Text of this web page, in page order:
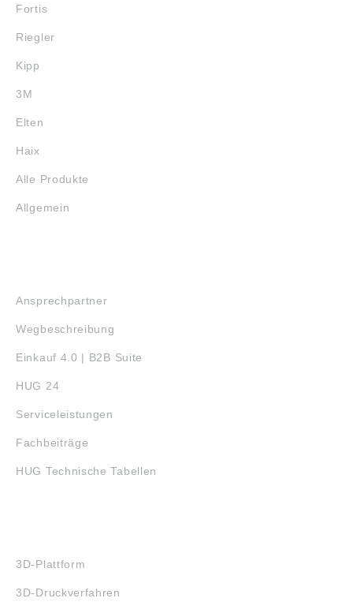
Fortis
Riegler
Kipp
3M
Elten
Haix
Alle Produkte
Allgemein
Ansprechpartner
Wegbeschreibung
Einkauf 4.0 | B2B Suite
HUG 24
Serviceleistungen
Fachbeiträge
HUG Technische Tabellen
3D-Plattform
3D-Druckverfahren